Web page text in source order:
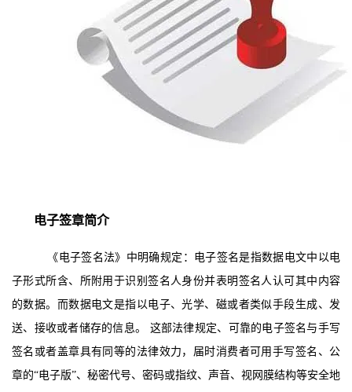
电子签章简介
《电子签名法》中明确规定：电子签名是指数据电文中以电
子形式所含、所附用于识别签名人身份并表明签名人认可其中内容
的数据。而数据电文是指以电子、光学、磁或者类似手段生成、发
送、接收或者储存的信息。 这部法律规定、可靠的电子签名与手写
签名或者盖章具有同等的法律效力，届时消费者可用手写签名、公
章的“电子版”、秘密代号、密码或指纹、声音、视网膜结构等安全地